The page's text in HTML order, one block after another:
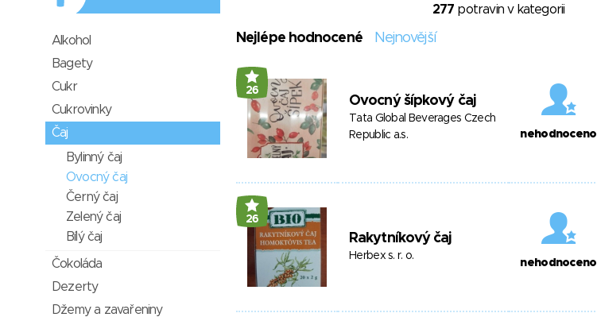
277 potravin v kategorii
Nejlépe hodnocené Nejnovější
26
Ovocný šípkový čaj
Tata Global Beverages Czech
Republic a.s.
nehodnoceno
26
Rakytníkový čaj
Herbex s. r. o.
nehodnoceno
Alkohol
Bagety
Cukr
Cukrovinky
Čaj
Bylinný čaj
Ovocný čaj
Černý čaj
Zelený čaj
Bílý čaj
Čokoláda
Dezerty
Džemy a zavařeniny